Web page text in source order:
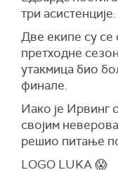
три асистенције.
Две екипе су се
претходне
утакмица био
финале.
Иако је Ирвинг
својим
решио питање
LOGO LUKA 😱